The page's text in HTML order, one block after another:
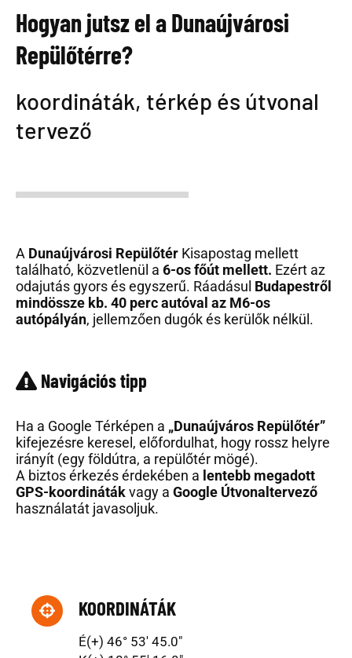
Hogyan jutsz el a Dunaújvárosi
Repülőtérre?
koordináták, térkép és útvonal
tervező
A Dunaújvárosi RepülőtérKisapostag mellett
található, közvetlenül a 6-os főút mellett. Ezért az
odajutás gyors és egyszerű. Ráadásul Budapestről
mindössze kb. 40 perc autóval az M6-os
autópályán, jellemzően dugók és kerülők nélkül.
Navigációs tipp
Ha a Google Térképen a „Dunaújváros Repülőtér”
kifejezésre keresel, előfordulhat, hogy rossz helyre
irányít (egy földútra, a repülőtér mögé).
A biztos érkezés érdekében a lentebb megadott
GPS-koordinátákvagy a Google Útvonaltervező
használatát javasoljuk.
KOORDINÁTÁK
É(+) 46° 53′ 45.0″